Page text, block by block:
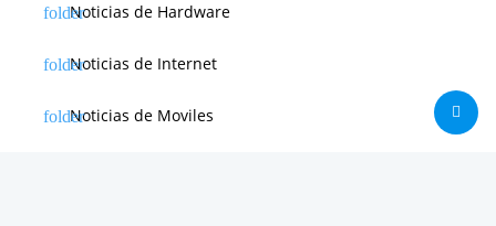
Noticias de Hardware
Noticias de Internet
Noticias de Moviles